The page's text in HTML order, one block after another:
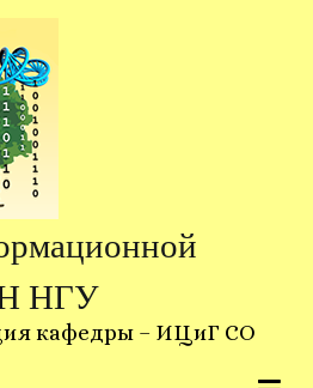
НГУ
кафедры – ИЦиГ СО